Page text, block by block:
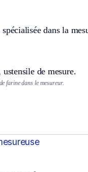
spécialisée dans la
de mesure.
farine dans le mesureur.